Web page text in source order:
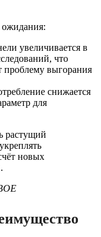
ожидания:
увеличивается в
что
проблему выгорания
снижается
для
растущий
новых